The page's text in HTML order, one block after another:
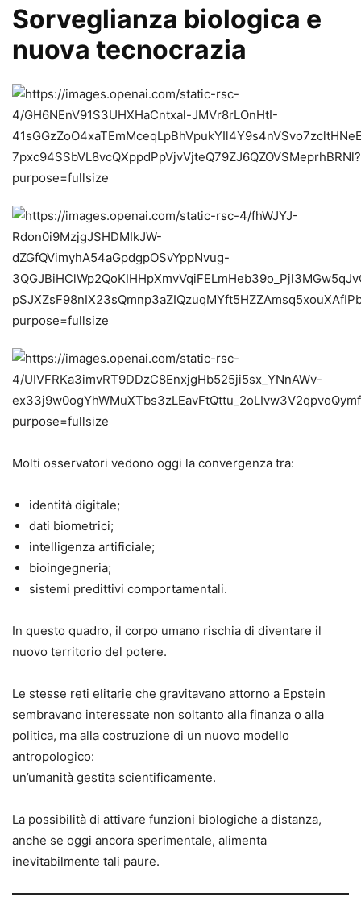
Sorveglianza biologica e
nuova tecnocrazia
Molti osservatori vedono oggi la convergenza tra:
identità digitale;
dati biometrici;
intelligenza artificiale;
bioingegneria;
sistemi predittivi comportamentali.
In questo quadro, il corpo umano rischia di diventare il
nuovo territorio del potere.
Le stesse reti elitarie che gravitavano attorno a Epstein
sembravano interessate non soltanto alla finanza o alla
politica, ma alla costruzione di un nuovo modello
antropologico:
un’umanità gestita scientificamente.
La possibilità di attivare funzioni biologiche a distanza,
anche se oggi ancora sperimentale, alimenta
inevitabilmente tali paure.